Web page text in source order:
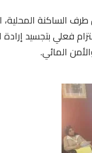
الساكنة المحلية،
فعلي بتجسيد إرادة
المائي.